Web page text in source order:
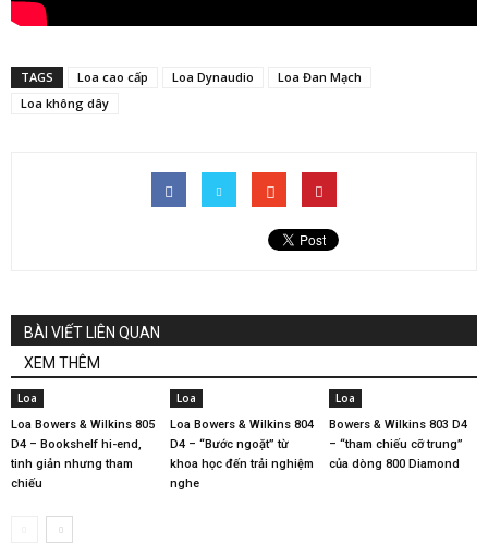
TAGS Loa cao cấp Loa Dynaudio
Loa Đan Mạch
Loa không dây
BÀI VIẾT LIÊN QUAN
XEM THÊM
Loa
Loa Bowers & Wilkins 805
D4 – Bookshelf hi-end,
tinh giản nhưng tham
chiếu
Loa
Loa Bowers & Wilkins 804
D4 – “Bước ngoặt” từ
khoa học đến trải nghiệm
nghe
Loa
Bowers & Wilkins 803 D4
– “tham chiếu cỡ trung”
của dòng 800 Diamond